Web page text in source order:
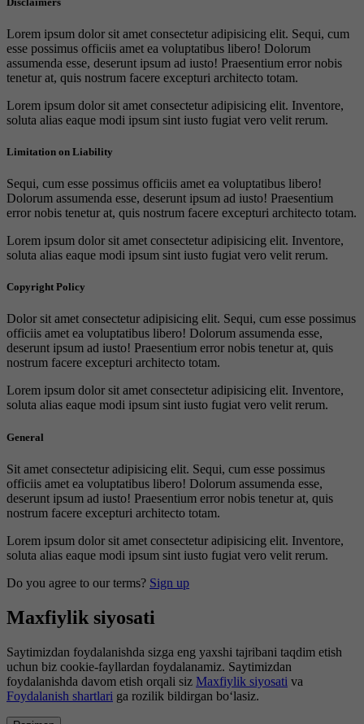
Lorem ipsum dolor sit amet consectetur adipisicing elit. Sequi, cum
esse possimus officiis amet ea voluptatibus libero! Dolorum
assumenda esse, deserunt ipsum ad iusto! Praesentium error nobis
tenetur at, quis nostrum facere excepturi architecto totam.
Lorem ipsum dolor sit amet consectetur adipisicing elit. Inventore,
soluta alias eaque modi ipsum sint iusto fugiat vero velit rerum.
Limitation on Liability
Sequi, cum esse possimus officiis amet ea voluptatibus libero!
Dolorum assumenda esse, deserunt ipsum ad iusto! Praesentium
error nobis tenetur at, quis nostrum facere excepturi architecto totam.
Lorem ipsum dolor sit amet consectetur adipisicing elit. Inventore,
soluta alias eaque modi ipsum sint iusto fugiat vero velit rerum.
Copyright Policy
Dolor sit amet consectetur adipisicing elit. Sequi, cum esse possimus
officiis amet ea voluptatibus libero! Dolorum assumenda esse,
deserunt ipsum ad iusto! Praesentium error nobis tenetur at, quis
nostrum facere excepturi architecto totam.
Lorem ipsum dolor sit amet consectetur adipisicing elit. Inventore,
soluta alias eaque modi ipsum sint iusto fugiat vero velit rerum.
General
Sit amet consectetur adipisicing elit. Sequi, cum esse possimus
officiis amet ea voluptatibus libero! Dolorum assumenda esse,
deserunt ipsum ad iusto! Praesentium error nobis tenetur at, quis
nostrum facere excepturi architecto totam.
Lorem ipsum dolor sit amet consectetur adipisicing elit. Inventore,
soluta alias eaque modi ipsum sint iusto fugiat vero velit rerum.
Do you agree to our terms? Sign up
Maxfiylik siyosati
Saytimizdan foydalanishda sizga eng yaxshi tajribani taqdim etish
uchun biz cookie-fayllardan foydalanamiz. Saytimizdan
foydalanishda davom etish orqali siz Maxfiylik siyosati va
Foydalanish shartlari ga rozilik bildirgan bo‘lasiz.